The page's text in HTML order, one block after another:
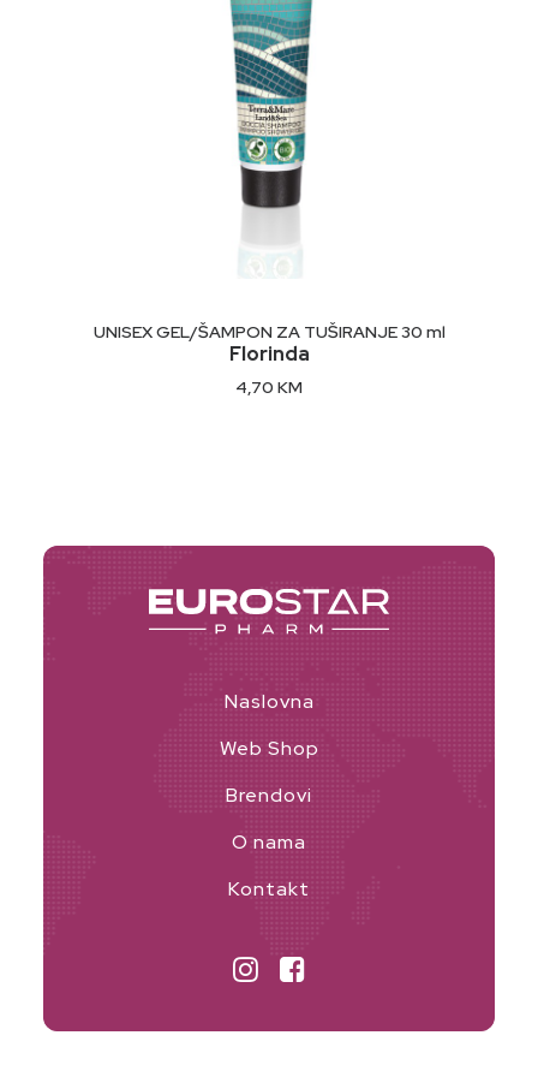
Natrijum palmat, natrijum palmini kernelat, voda
(voda), parfem (miris), kiselina palminog jezgra,
glicerin, natrijum hlorid, tetranatrijum etidronat.
DODAJ U KORPU
UNISEX GEL/ŠAMPON ZA TUŠIRANJE 30 ml
Florinda
4,70 KM
Naslovna
Web Shop
Brendovi
O nama
Kontakt